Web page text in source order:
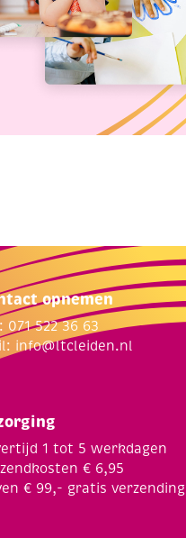
opnemen
071 522 36 63
info@ltcleiden.nl
1 tot 5 werkdagen
€ 6,95
€ 99,- gratis verzending